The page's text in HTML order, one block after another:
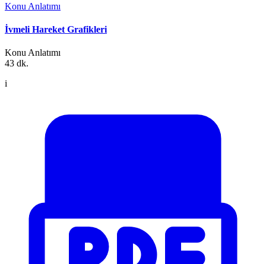
Konu Anlatımı
İvmeli Hareket Grafikleri
Konu Anlatımı
43 dk.
i